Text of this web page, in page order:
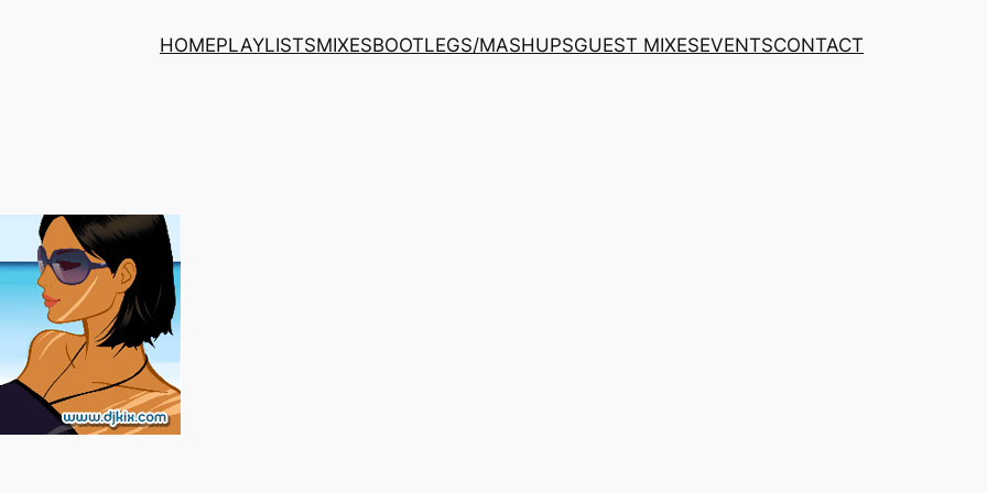
HOMEPLAYLISTSMIXESBOOTLEGS/MASHUPSGUEST MIXESEVENTSCONTACT